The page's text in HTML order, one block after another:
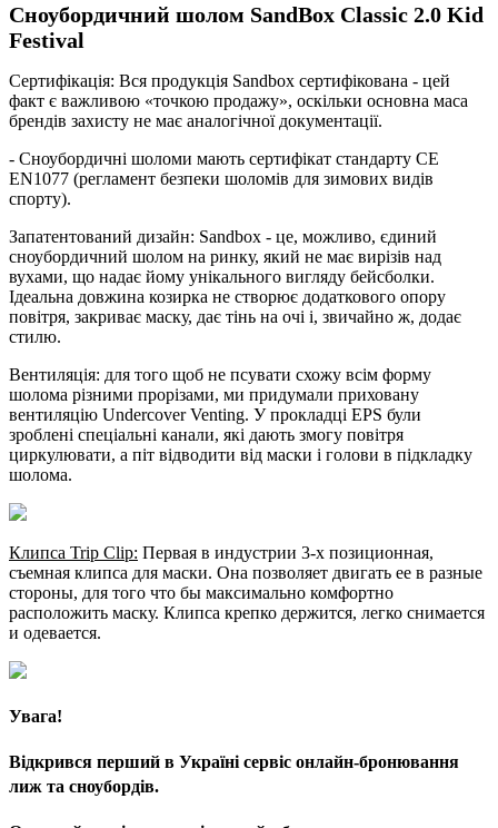
Сноубордичний шолом SandBox Classic 2.0 Kid
Festival
Сертифікація: Вся продукція Sandbox сертифікована - цей
факт є важливою «точкою продажу», оскільки основна маса
брендів захисту не має аналогічної документації.
- Сноубордичні шоломи мають сертифікат стандарту CE
EN1077 (регламент безпеки шоломів для зимових видів
спорту).
Запатентований дизайн: Sandbox - це, можливо, єдиний
сноубордичний шолом на ринку, який не має вирізів над
вухами, що надає йому унікального вигляду бейсболки.
Ідеальна довжина козирка не створює додаткового опору
повітря, закриває маску, дає тінь на очі і, звичайно ж, додає
стилю.
Вентиляція: для того щоб не псувати схожу всім форму
шолома різними прорізами, ми придумали приховану
вентиляцію Undercover Venting. У прокладці EPS були
зроблені спеціальні канали, які дають змогу повітря
циркулювати, а піт відводити від маски і голови в підкладку
шолома.
Клипса Trip Clip: Первая в индустрии 3-х позиционная,
съемная клипса для маски. Она позволяет двигать ее в разные
стороны, для того что бы максимально комфортно
расположить маску. Клипса крепко держится, легко снимается
и одевается.
Увага!
Відкрився перший в Україні сервіс онлайн-бронювання
лиж та сноубордів.